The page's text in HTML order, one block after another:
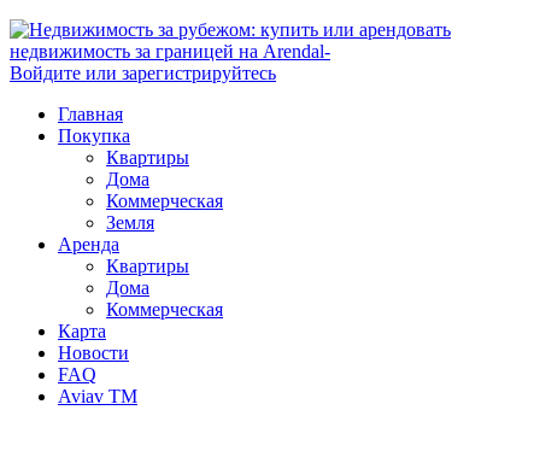
Войдите или зарегистрируйтесь
Главная
Покупка
Квартиры
Дома
Коммерческая
Земля
Аренда
Квартиры
Дома
Коммерческая
Карта
Новости
FAQ
Aviav TM